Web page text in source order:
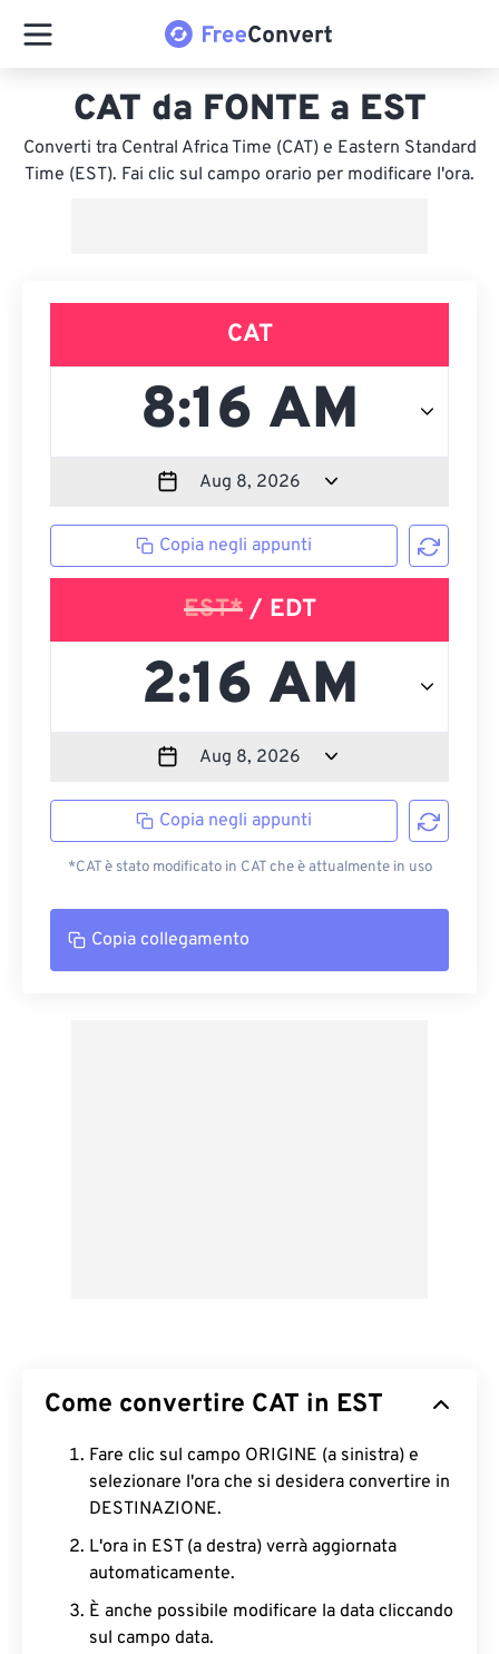
CAT da FONTE a EST
Converti tra Central Africa Time (CAT) e Eastern Standard
Time (EST). Fai clic sul campo orario per modificare l'ora.
CAT
Copia negli appunti
EST*/ EDT
Copia negli appunti
*CAT è stato modificato in CAT che è attualmente in uso
Copia collegamento
Come convertire CAT in EST
Fare clic sul campo ORIGINE (a sinistra) e
selezionare l'ora che si desidera convertire in
DESTINAZIONE.
L'ora in EST (a destra) verrà aggiornata
automaticamente.
È anche possibile modificare la data cliccando
sul campo data.